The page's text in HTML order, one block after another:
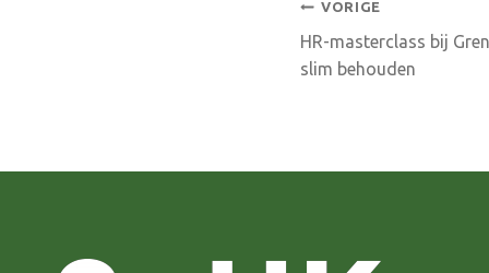
Bericht
navigatie
VORIGE
HR-masterclass bij
slim behouden